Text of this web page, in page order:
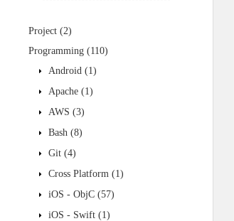
Project (2)
Programming (110)
Android (1)
Apache (1)
AWS (3)
Bash (8)
Git (4)
Cross Platform (1)
iOS - ObjC (57)
iOS - Swift (1)